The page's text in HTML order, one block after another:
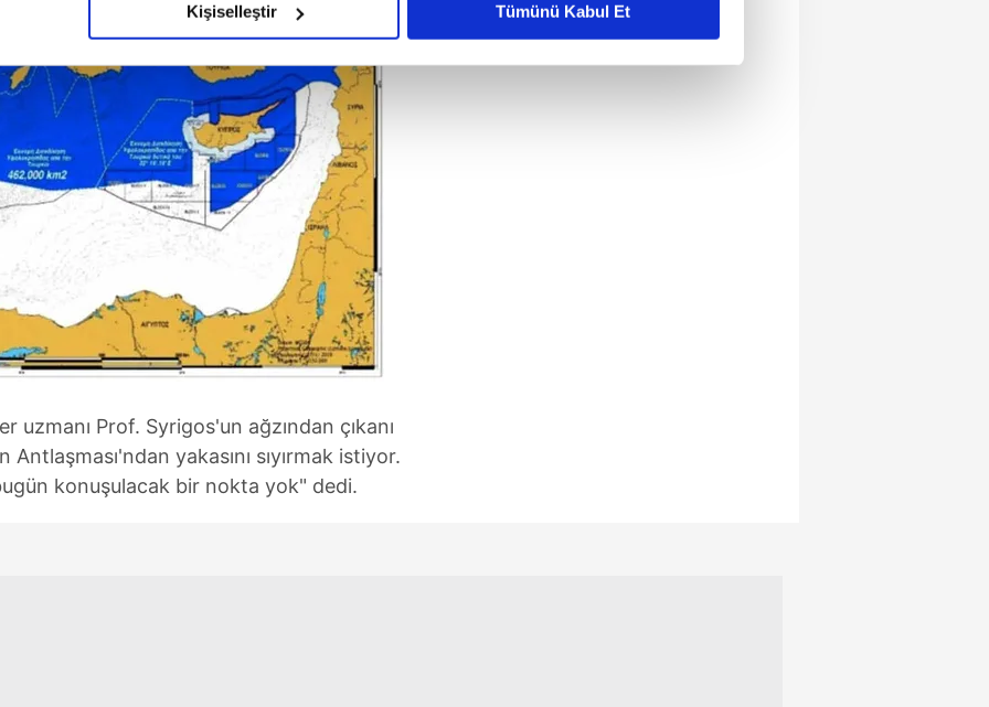
için İnternet Sitemizde kendimize ve üçüncü kişilere ait çerezler kullanılmaktadır. Bu
verileriniz işlenmekte olup gerekli olan çerezler bilgi toplumu hizmetlerinin sunulması
çerezler, sitemizin daha işlevsel kılınması ve kişiselleştirilmesi ve sizlere yönelik
amaçlarıyla sınırlı olarak açık rızanız dahilinde kullanılacaktır.
yer alan panel vasıtasıyla belirleyebilirsiniz. Çerezlere ilişkin detaylı bilgi için Ayarlar
Metnimizi ziyaret edebilirsiniz.
Kanunu uyarınca hazırlanmış Aydınlatma Metnimizi okumak ve sitemizde ilgili
çerezlerle ilgili bilgi almak için lütfentıklayınız
Kişiselleştir Tümünü Kabul Et
uzmanı Prof. Syrigos'un ağzından çıkanı
Antlaşması'ndan yakasını sıyırmak istiyor.
konuşulacak bir nokta yok" dedi.